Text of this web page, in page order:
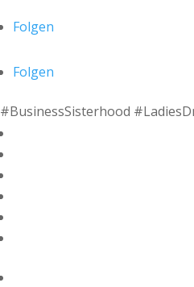
Folgen
Folgen
#BusinessSisterhood